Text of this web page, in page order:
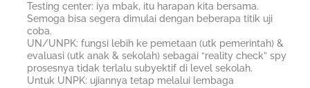
Testing center: iya mbak, itu harapan kita bersama.
Semoga bisa segera dimulai dengan beberapa titik uji
coba.
UN/UNPK: fungsi lebih ke pemetaan (utk pemerintah) &
evaluasi (utk anak & sekolah) sebagai “reality check” spy
prosesnya tidak terlalu subyektif di level sekolah.
Untuk UNPK: ujiannya tetap melalui lembaga